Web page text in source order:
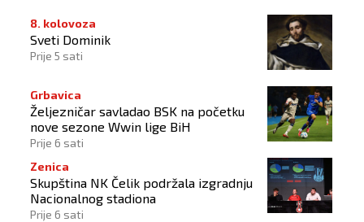
8. kolovoza
Sveti Dominik
Prije 5 sati
Grbavica
Željezničar savladao BSK na početku
nove sezone Wwin lige BiH
Prije 6 sati
Zenica
Skupština NK Čelik podržala izgradnju
Nacionalnog stadiona
Prije 6 sati